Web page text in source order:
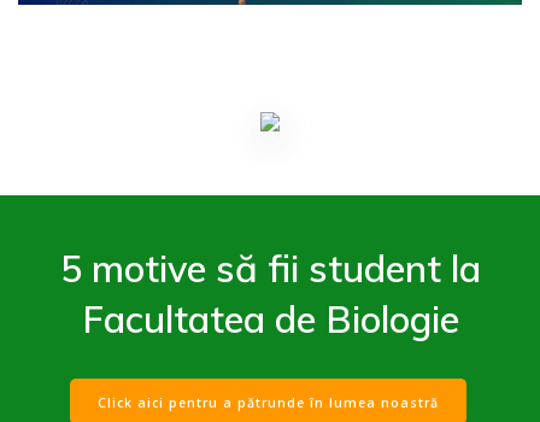
5 motive să fii student la
Facultatea de Biologie
Click aici pentru a pătrunde în lumea noastră